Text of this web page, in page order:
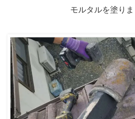
モルタルを塗りま